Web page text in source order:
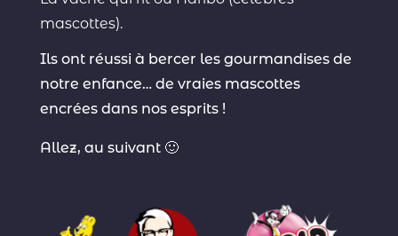
mascottes).
Ils ont réussi à bercer les gourmandises de
notre enfance… de vraies mascottes
encrées dans nos esprits !
Allez, au suivant 🙂